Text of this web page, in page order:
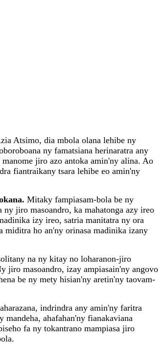
Atsimo, dia mbola olana lehibe ny
ny famatsiana herinaratra any
jiro azo antoka amin'ny alina. Ao
fiantraikany tsara lehibe eo amin'ny
Mitaky fampiasam-bola be ny
jiro masoandro, ka mahatonga azy ireo
izy ireo, satria manitatra ny ora
miditra ho an'ny orinasa madinika izany
na ny kitay no loharanon-jiro
jiro masoandro, izay ampiasain'ny angovo
be ny mety hisian'ny aretin'ny taovam-
indrindra any amin'ny faritra
ahafahan'ny fianakaviana
fa ny tokantrano mampiasa jiro